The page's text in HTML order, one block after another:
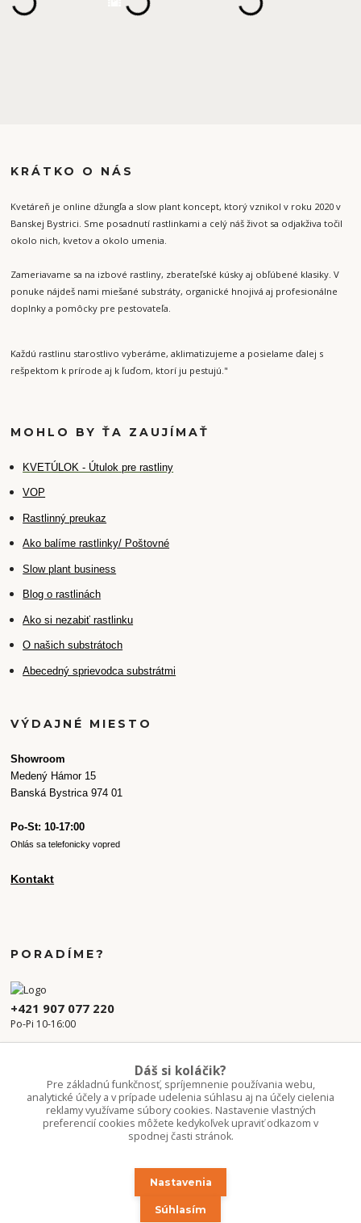
KRÁTKO O NÁS
Kvetáreň je online džungľa a slow plant koncept, ktorý vznikol v roku 2020 v
Banskej Bystrici. Sme posadnutí rastlinkami a celý náš život sa odjakživa točil
okolo nich, kvetov a okolo umenia.
Zameriavame sa na izbové rastliny, zberateľské kúsky aj obľúbené klasiky. V
ponuke nájdeš nami miešané substráty, organické hnojivá aj profesionálne
doplnky a pomôcky pre pestovateľa.
Každú rastlinu starostlivo vyberáme, aklimatizujeme a posielame ďalej s
rešpektom k prírode aj k ľuďom, ktorí ju pestujú."
MOHLO BY ŤA ZAUJÍMAŤ
KVETÚLOK - Útulok pre rastliny
VOP
Rastlinný preukaz
Ako balíme rastlinky/ Poštovné
Slow plant business
Blog o rastlinách
Ako si nezabiť rastlinku
O našich substrátoch
Abecedný sprievodca substrátmi
VÝDAJNÉ MIESTO
Showroom
Medený Hámor 15
Banská Bystrica 974 01
Po-St: 10-17:00
Ohlás sa telefonicky vopred
Kontakt
PORADÍME?
+421 907 077 220
Po-Pi 10-16:00
Upravit sběr cookies.
Dáš si koláčik?
Pre základnú funkčnosť, spríjemnenie používania webu,
analytické účely a v prípade udelenia súhlasu aj na účely cielenia
reklamy využívame súbory cookies. Nastavenie vlastných
preferencií cookies môžete kedykoľvek upraviť odkazom v
spodnej časti stránok.
Nastavenia
Súhlasím